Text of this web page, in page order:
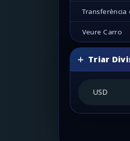
Transferència
Veure Carro
Triar